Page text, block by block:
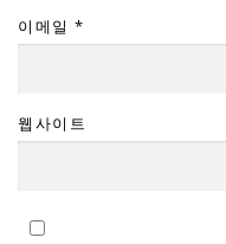
이메일 *
웹사이트